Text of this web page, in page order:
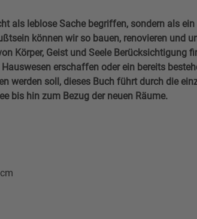
als leblose Sache begriffen, sondern als ein
können wir so bauen, renovieren und
Körper, Geist und Seele Berücksichtigung
erschaffen oder ein bereits
werden soll, dieses Buch führt durch die
bis hin zum Bezug der neuen Räume.